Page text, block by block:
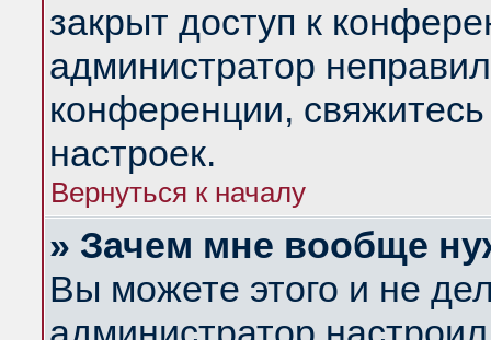
закрыт доступ к
администратор
конференции,
настроек.
Вернуться к началу
» Зачем мне вообще
Вы можете этого и не